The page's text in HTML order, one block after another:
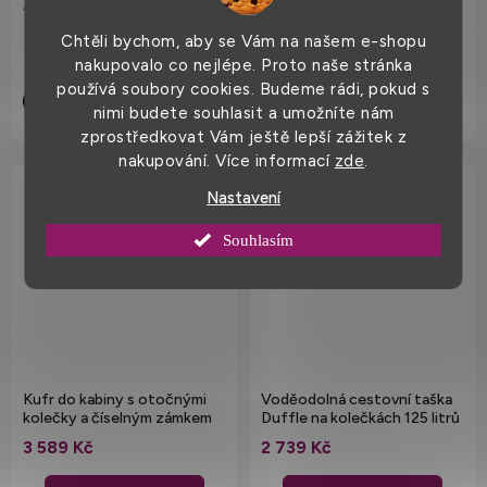
Chtěli bychom, aby se Vám na našem e-shopu
nakupovalo co nejlépe. Proto naše stránka
používá soubory cookies. Budeme rádi, pokud s
nimi budete souhlasit a umožníte nám
zprostředkovat Vám ještě lepší zážitek z
nakupování. Více informací zde.
Nastavení
Souhlasím
1 099 Kč
DO KOŠÍKU
Kufr do kabiny s otočnými
kolečky a číselným zámkem
3 589 Kč
Voděodolná cestovní taška
Duffle na kolečkách 125 litrů
2 739 Kč